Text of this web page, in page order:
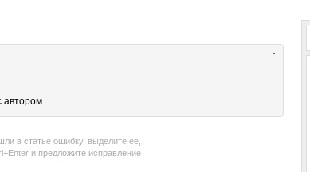
автором
в статье ошибку, выделите ее,
и предложите исправление